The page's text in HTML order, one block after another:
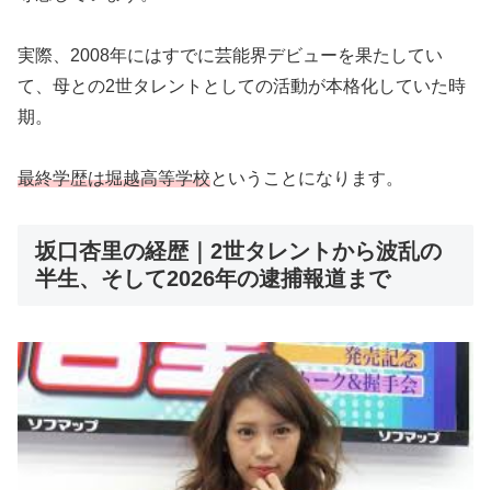
実際、2008年にはすでに芸能界デビューを果たしてい
て、母との2世タレントとしての活動が本格化していた時
期。
最終学歴は堀越高等学校ということになります。
坂口杏里の経歴｜2世タレントから波乱の
半生、そして2026年の逮捕報道まで